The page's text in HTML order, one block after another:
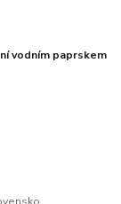
vodním paprskem